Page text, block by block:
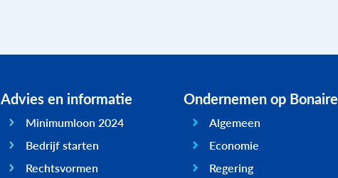
Advies en informatie
Minimumloon 2024
Bedrijf starten
Rechtsvormen
Ondernemen op Bonaire
Algemeen
Economie
Regering